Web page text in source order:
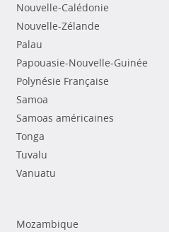
Nouvelle-Calédonie
Nouvelle-Zélande
Palau
Papouasie-Nouvelle-Guinée
Polynésie Française
Samoa
Samoas américaines
Tonga
Tuvalu
Vanuatu
Mozambique